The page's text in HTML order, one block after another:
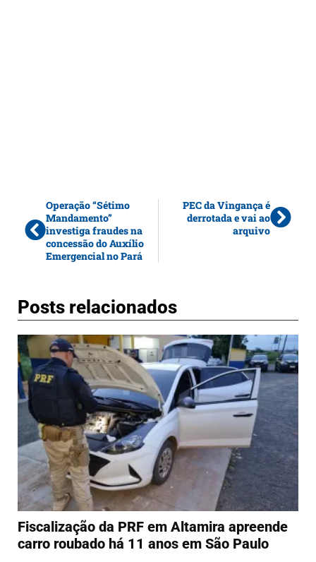
Operação “Sétimo
Mandamento”
investiga fraudes na
concessão do Auxílio
Emergencial no Pará
PEC da Vingança é
derrotada e vai ao
arquivo
Posts relacionados
Fiscalização da PRF em Altamira apreende
carro roubado há 11 anos em São Paulo